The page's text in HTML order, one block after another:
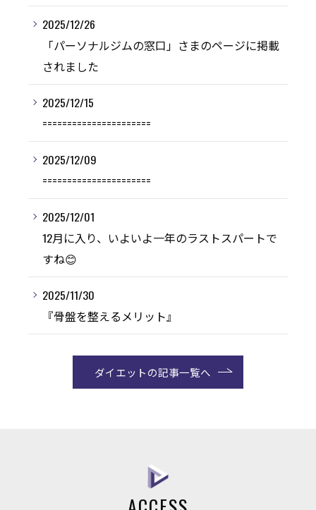
2025/12/26
「パーソナルジムの窓口」さまのページに掲載
されました
2025/12/15
======================
2025/12/09
======================
2025/12/01
12月に入り、いよいよ一年のラストスパートで
すね😊
2025/11/30
『骨盤を整えるメリット』
ダイエットの記事一覧へ